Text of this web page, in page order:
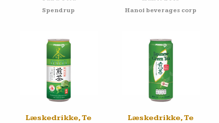
Spendrup
Hanoi beverages corp
Læskedrikke, Te Læskedrikke, Te